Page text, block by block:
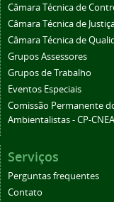
Câmara Técnica de
Câmara Técnica de
Câmara Técnica de
Grupos Assessores
Grupos de Trabalho
Eventos Especiais
Comissão Permanente
Ambientalistas - CP-CNEA
Serviços
Perguntas frequentes
Contato